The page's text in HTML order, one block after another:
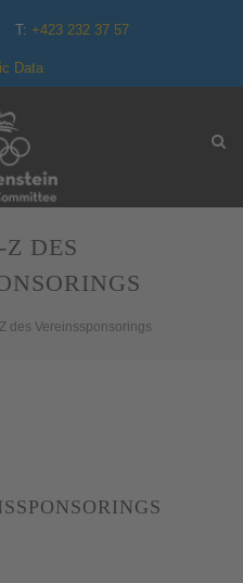
T: +423 232 37 57
Data
DES
des Vereinssponsorings